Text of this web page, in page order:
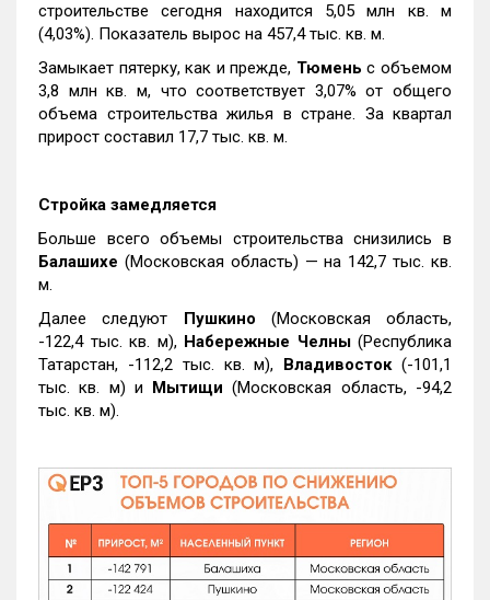
строительстве сегодня находится 5,05 млн кв. м
(4,03%). Показатель вырос на 457,4 тыс. кв. м.
Замыкает пятерку, как и прежде, Тюмень с объемом
3,8 млн кв. м, что соответствует 3,07% от общего
объема строительства жилья в стране. За квартал
прирост составил 17,7 тыс. кв. м.
Стройка замедляется
Больше всего объемы строительства снизились в
Балашихе (Московская область) — на 142,7 тыс. кв.
м.
Далее следуют Пушкино (Московская область,
-122,4 тыс. кв. м), Набережные Челны(Республика
Татарстан, -112,2 тыс. кв. м), Владивосток(-101,1
тыс. кв. м) и Мытищи (Московская область, -94,2
тыс. кв. м).